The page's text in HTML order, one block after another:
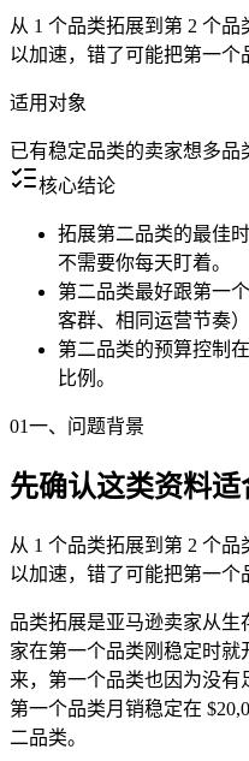
从 1 个品类拓展到第 2 个
以加速，错了可能把第一个
适用对象
已有稳定品类的卖家想多品
核心结论
拓展第二品类的最佳
不需要你每天盯着。
第二品类最好跟第一
客群、相同运营节奏
第二品类的预算控制
比例。
01一、问题背景
先确认这类资料
从 1 个品类拓展到第 2 个
以加速，错了可能把第一个
品类拓展是亚马逊卖家从
家在第一个品类刚稳定时
来，第一个品类也因为没有
第一个品类月销稳定在
二品类。